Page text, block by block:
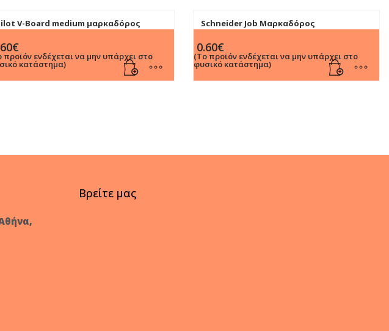
V-Board medium μαρκαδόρος
€
προϊόν ενδέχεται να μην υπάρχει στο
κατάστημα)
Schneider Job Μαρκαδόρος
0.60€
(Το προϊόν ενδέχεται να μην υπάρχει στο
φυσικό κατάστημα)
Βρείτε μας